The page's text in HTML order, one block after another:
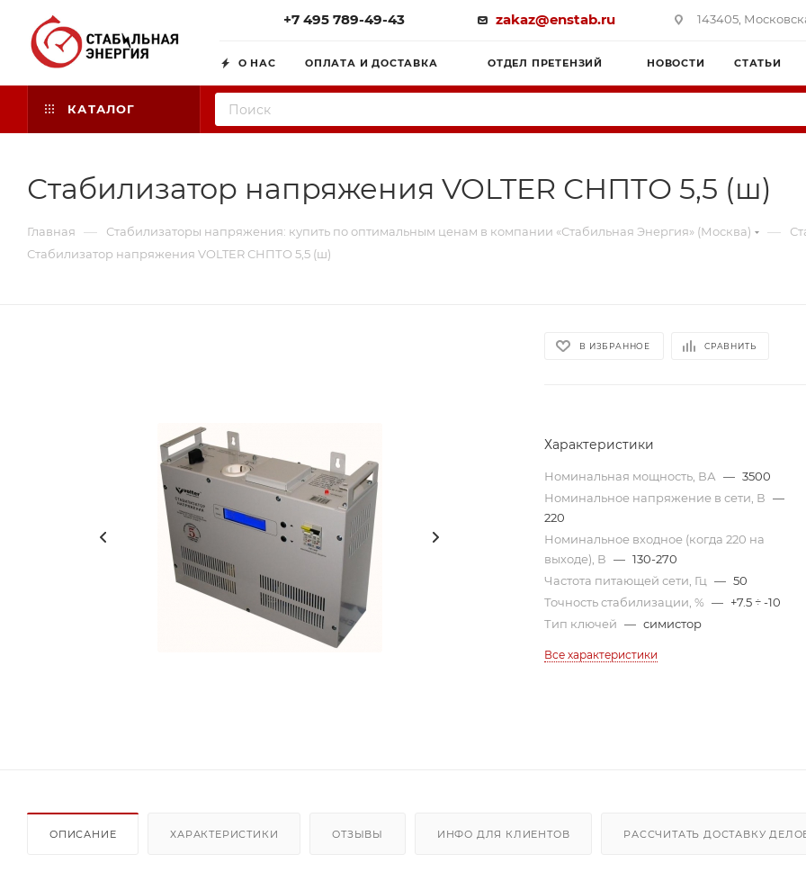
+7 495 789-49-43 zakaz@enstab.ru 143405,
О НАС ОПЛАТА И ДОСТАВКА ОТДЕЛ ПРЕТЕНЗИЙ НОВОСТИ СТАТЬИ
КАТАЛОГ
Стабилизатор напряжения VOLTER СНПТО 5,5 (ш)
Главная — Стабилизаторы напряжения: купить по оптимальным ценам в компании «Стабильная Энергия» (Москва) —
Стабилизатор напряжения VOLTER СНПТО 5,5 (ш)
В ИЗБРАННОЕ СРАВНИТЬ
Характеристики
Номинальная мощность, ВА — 3500
Номинальное напряжение в сети, В —
220
Номинальное входное (когда 220 на
выходе), В — 130-270
Частота питающей сети, Гц — 50
Точность стабилизации, % — +7.5 ÷ -10
Тип ключей — симистор
Все характеристики
ОПИСАНИЕ ХАРАКТЕРИСТИКИ ОТЗЫВЫ ИНФО ДЛЯ КЛИЕНТОВ РАССЧИТАТЬ ДОСТАВКУ